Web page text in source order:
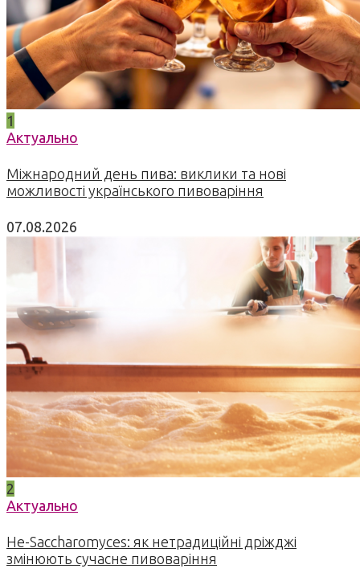
1
Актуально
Міжнародний день пива: виклики та нові
можливості українського пивоваріння
07.08.2026
2
Актуально
Не-Saccharomyces: як нетрадиційні дріжджі
змінюють сучасне пивоваріння